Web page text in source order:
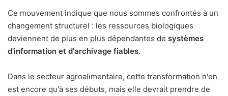
Ce mouvement indique que nous sommes confrontés à un
changement structurel : les ressources biologiques
deviennent de plus en plus dépendantes de systèmes
d'information et d'archivage fiables.
Dans le secteur agroalimentaire, cette transformation n'en
est encore qu'à ses débuts, mais elle devrait prendre de